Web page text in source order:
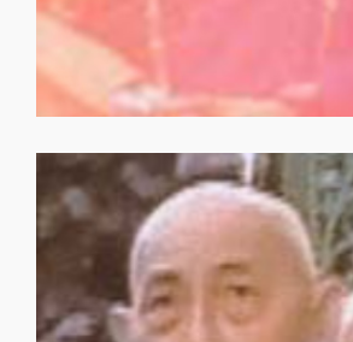
普觀大和尚